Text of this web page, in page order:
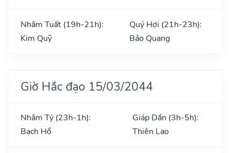
Nhâm Tuất (19h-21h):
Kim Quỹ
Quý Hợi (21h-23h):
Bảo Quang
Giờ Hắc đạo 15/03/2044
Nhâm Tý (23h-1h):
Bạch Hổ
Giáp Dần (3h-5h):
Thiên Lao